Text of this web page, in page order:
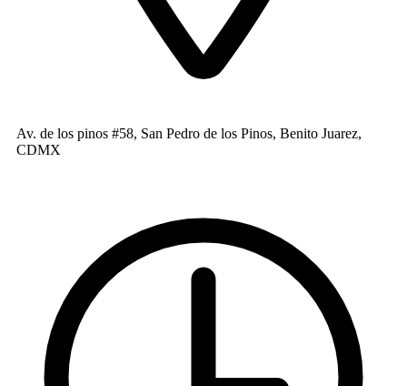
Av. de los pinos #58, San Pedro de los Pinos, Benito Juarez,
CDMX